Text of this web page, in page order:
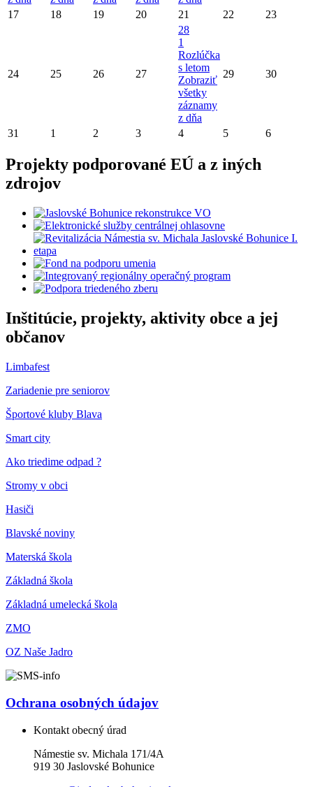
17 18 19 20 21 22 23
24 25 26 27
28
1
Rozlúčka
s letom
Zobraziť
všetky
záznamy
z dňa
29 30
31 1 2 3 4 5 6
Projekty podporované EÚ a z iných
zdrojov
Inštitúcie, projekty, aktivity obce a jej
občanov
Limbafest
Zariadenie pre seniorov
Športové kluby Blava
Smart city
Ako triedime odpad ?
Stromy v obci
Hasiči
Blavské noviny
Materská škola
Základná škola
Základná umelecká škola
ZMO
OZ Naše Jadro
Ochrana osobných údajov
Kontakt obecný úrad
Námestie sv. Michala 171/4A
919 30 Jaslovské Bohunice